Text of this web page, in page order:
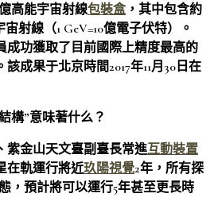
高能宇宙射線包裝盒，其中包含約
射線（1 GeV=10億電子伏特）。
成功獲取了目前國際上精度最高的
成果于北京時間2017年11月30日在
構”意味著什么？
紫金山天文臺副臺長常進互動裝置
在軌運行將近玖陽視覺2年，所有探
，預計將可以運行5年甚至更長時